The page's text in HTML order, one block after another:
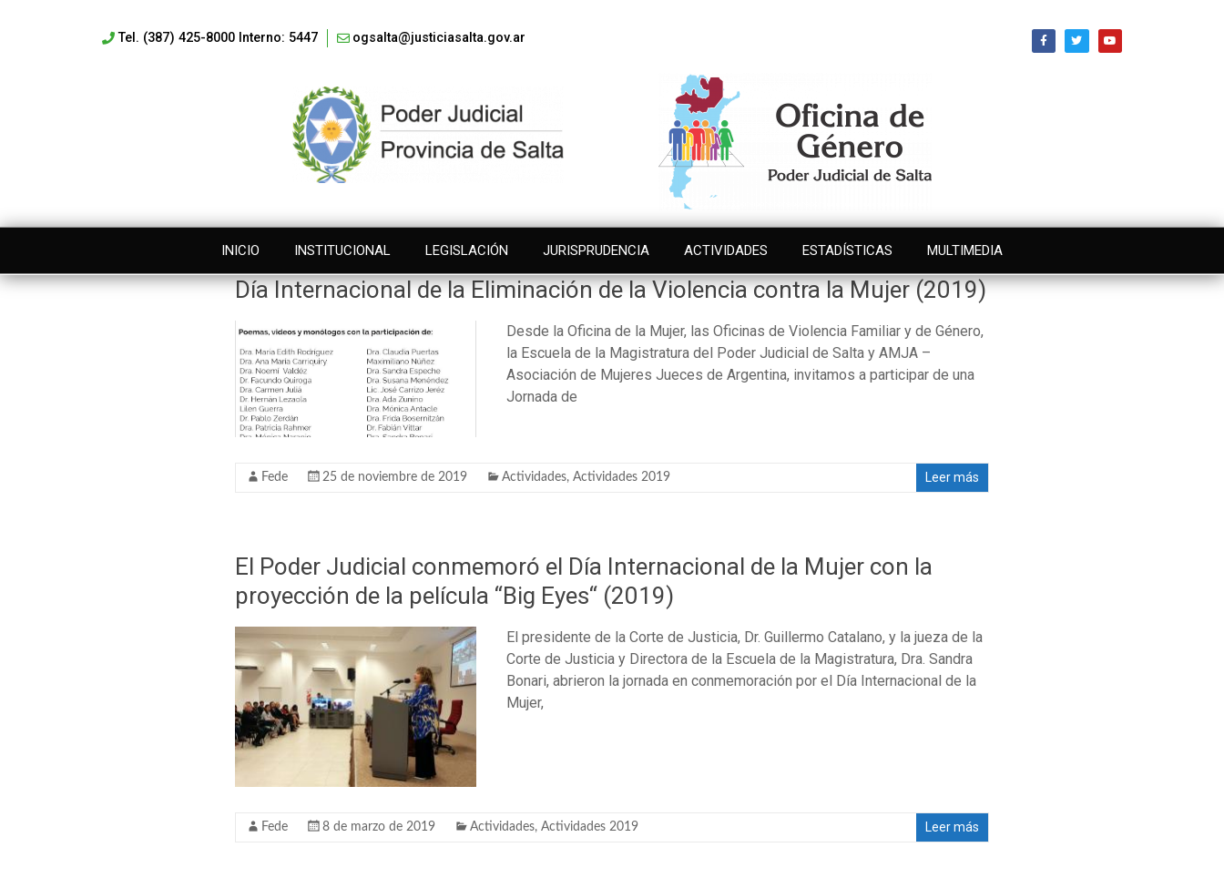
Tel. (387) 425-8000 Interno: 5447 ogsalta@justiciasalta.gov.ar
INICIO INSTITUCIONAL LEGISLACIÓN JURISPRUDENCIA ACTIVIDADES ESTADÍSTICAS MULTIMEDIA
Día Internacional de la Eliminación de la Violencia contra la Mujer (2019)
Desde la Oficina de la Mujer, las Oficinas de Violencia Familiar y de Género,
la Escuela de la Magistratura del Poder Judicial de Salta y AMJA –
Asociación de Mujeres Jueces de Argentina, invitamos a participar de una
Jornada de
Fede 25 de noviembre de 2019 Actividades,Actividades 2019 Leer más
El Poder Judicial conmemoró el Día Internacional de la Mujer con la
proyección de la película “Big Eyes“ (2019)
El presidente de la Corte de Justicia, Dr. Guillermo Catalano, y la jueza de la
Corte de Justicia y Directora de la Escuela de la Magistratura, Dra. Sandra
Bonari, abrieron la jornada en conmemoración por el Día Internacional de la
Mujer,
Fede 8 de marzo de 2019 Actividades,Actividades 2019 Leer más